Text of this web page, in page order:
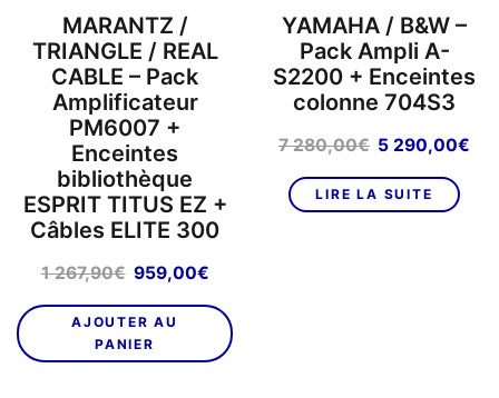
MARANTZ /
TRIANGLE / REAL
CABLE – Pack
Amplificateur
PM6007 +
Enceintes
bibliothèque
ESPRIT TITUS EZ +
Câbles ELITE 300
1 267,90€ Le
initial
était :
1
959,00€Le
actuel
est :
959,00€.
AJOUTER AU
PANIER
YAMAHA / B&W –
Pack Ampli A-
S2200 + Enceintes
colonne 704S3
7 280,00€ Le
initial
était :
5 290,00€
LIRE LA SUITE